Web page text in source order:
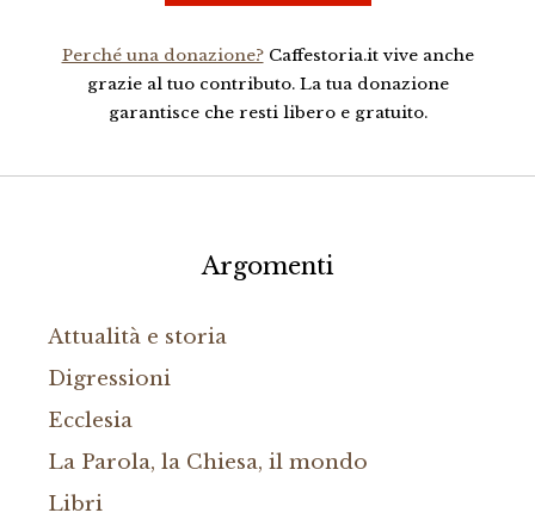
Perché una donazione?Caffestoria.it vive anche
grazie al tuo contributo. La tua donazione
garantisce che resti libero e gratuito.
Argomenti
Attualità e storia
Digressioni
Ecclesia
La Parola, la Chiesa, il mondo
Libri